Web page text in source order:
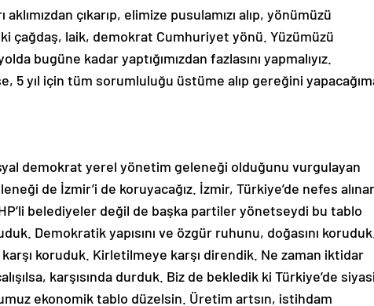
çağdaş, laik, demokrat Cumhuriyet yönü. Yüzümüzü
bugüne kadar yaptığımızdan fazlasını yapmalıyız.
yıl için tüm sorumluluğu üstüme alıp gereğini yapacağıma
de İzmir’i de koruyacağız. İzmir, Türkiye’de nefes alınan
belediyeler değil de başka partiler yönetseydi bu tablo
Demokratik yapısını ve özgür ruhunu, doğasını koruduk.
koruduk. Kirletilmeye karşı direndik. Ne zaman iktidar
karşısında durduk. Biz de bekledik ki Türkiye’de siyasi
ekonomik tablo düzelsin. Üretim artsın, istihdam